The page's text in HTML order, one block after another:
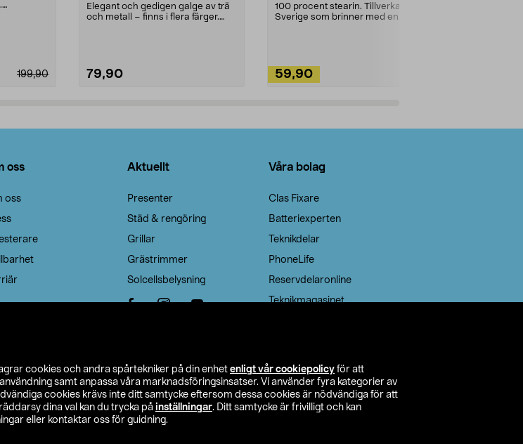
cookies och andra spårtekniker på din enhet enligt vår cookiepolicy för att
samt anpassa våra marknadsföringsinsatser. Vi använder fyra kategorier av
cookies krävs inte ditt samtycke eftersom dessa cookies är nödvändiga för att
dina val kan du trycka på inställningar. Ditt samtycke är frivilligt och kan
eller kontaktar oss för guidning.
199,90
Elegant och gedigen galge av trä
och metall – finns i flera färger.
79,90
100 procent stearin. Tillverkade i
Sverige som brinner med en
59,90
oss
oss
Aktuellt
Presenter
Städ & rengöring
Grillar
Grästrimmer
Solcellsbelysning
Våra bolag
Clas Fixare
Batteriexperten
Teknikdelar
PhoneLife
Reservdelaronline
Teknikmagasinet